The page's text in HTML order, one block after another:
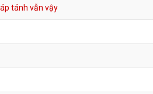
tánh vẫn vậy